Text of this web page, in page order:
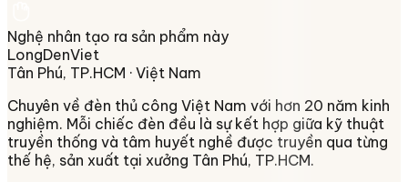
Nghệ nhân tạo ra sản phẩm này
LongDenViet
Tân Phú, TP.HCM · Việt Nam
Chuyên về đèn thủ công Việt Nam với hơn 20 năm kinh
nghiệm. Mỗi chiếc đèn đều là sự kết hợp giữa kỹ thuật
truyền thống và tâm huyết nghề được truyền qua từng
thế hệ, sản xuất tại xưởng Tân Phú, TP.HCM.